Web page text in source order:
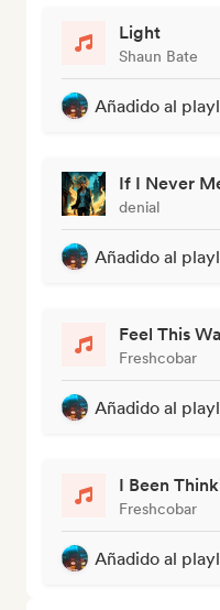
Light
Shaun Bate
Añadido al
If I Never
denial
Añadido al
Feel This
Freshcobar
Añadido al
I Been
Freshcobar
Añadido al